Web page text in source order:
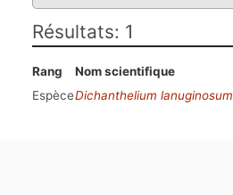
Résultats: 1
Rang Nom scientifique
EspèceDichanthelium lanuginosum